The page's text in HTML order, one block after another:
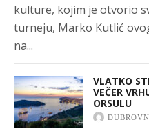
kulture, kojim je otvorio
turneju, Marko Kutlić
na...
VLATKO
VEČER
ORSULU